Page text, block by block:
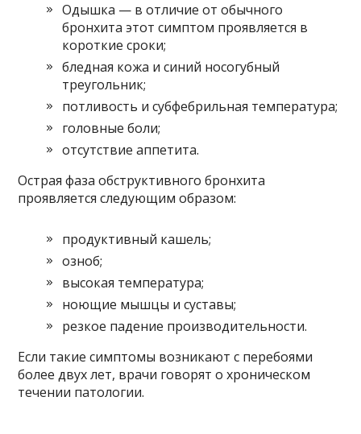
Одышка — в отличие от обычного
бронхита этот симптом проявляется в
короткие сроки;
бледная кожа и синий носогубный
треугольник;
потливость и субфебрильная температура;
головные боли;
отсутствие аппетита.
Острая фаза обструктивного бронхита
проявляется следующим образом:
продуктивный кашель;
озноб;
высокая температура;
ноющие мышцы и суставы;
резкое падение производительности.
Если такие симптомы возникают с перебоями
более двух лет, врачи говорят о хроническом
течении патологии.